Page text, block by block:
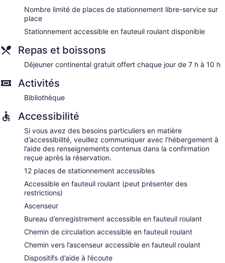
Nombre limité de places de stationnement libre-service sur
place
Stationnement accessible en fauteuil roulant disponible
Repas et boissons
Déjeuner continental gratuit offert chaque jour de 7 h à 10 h
Activités
Bibliothèque
Accessibilité
Si vous avez des besoins particuliers en matière
d’accessibilité, veuillez communiquer avec l’hébergement à
l’aide des renseignements contenus dans la confirmation
reçue après la réservation.
12 places de stationnement accessibles
Accessible en fauteuil roulant (peut présenter des
restrictions)
Ascenseur
Bureau d’enregistrement accessible en fauteuil roulant
Chemin de circulation accessible en fauteuil roulant
Chemin vers l’ascenseur accessible en fauteuil roulant
Dispositifs d’aide à l’écoute